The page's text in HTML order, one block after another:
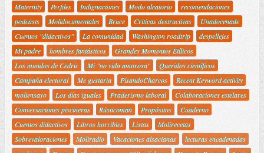
Maternity
Perfiles Indignaciones Modo aleatorio
recomendaciones
podcasts
Molidocumentales Bruce Criticas destructivas
Unadocenade
Cuentos "didactivos"
La comunidad Washington roadtrip
despellejes
Mi padre
hombres fantásticos
Grandes Momentos Etílicos
Los mundos de Cedric
Mi "no vida amorosa"
Queridos científicos
Campaña electoral
Me gustaría PisandoCharcos
Recent Keyword activity
moliensayo
Los días iguales Praderismo laboral
Colaboraciones estelares
Conversaciones piscineras
Rústicoman Propósitos
Cuaderno
Cuentos didactivos
Libros horribles Listas
Molirecetas
Sobrevaloraciones
Moliradio Vacaciones alsacianas
lecturas encadenadas